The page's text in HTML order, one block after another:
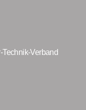
Technik-Verband